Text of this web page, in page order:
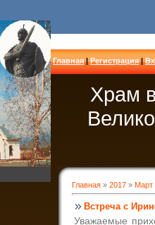
Главная|Регистрация|
Храм
Главная » 2017 » Март
Встреча с
Уважаемые